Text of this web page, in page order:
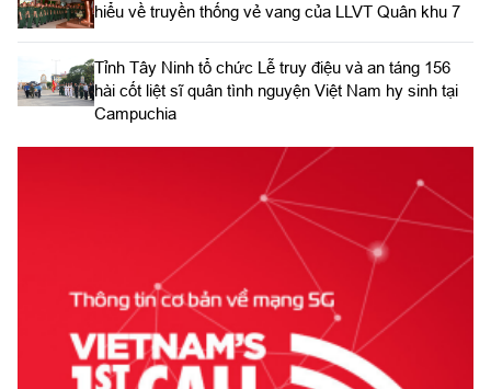
hiểu về truyền thống vẻ vang của LLVT Quân khu 7
​Tỉnh Tây Ninh tổ chức Lễ truy điệu và an táng 156
hài cốt liệt sĩ quân tình nguyện Việt Nam hy sinh tại
Campuchia